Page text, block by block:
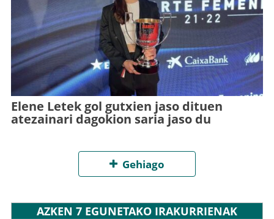
Elene Letek gol gutxien jaso dituen
atezainari dagokion saria jaso du
Gehiago
AZKEN 7 EGUNETAKO IRAKURRIENAK